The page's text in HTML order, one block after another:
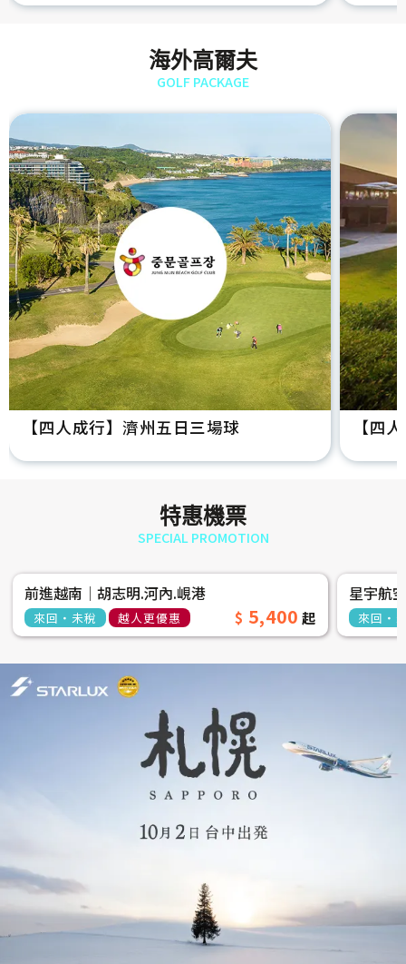
海外高爾夫
GOLF PACKAGE
【四人成行】濟州五日三場球 【四
特惠機票
SPECIAL PROMOTION
前進越南│胡志明.河內.峴港
來回‧未稅 越人更優惠 5,400
星宇航
來回‧